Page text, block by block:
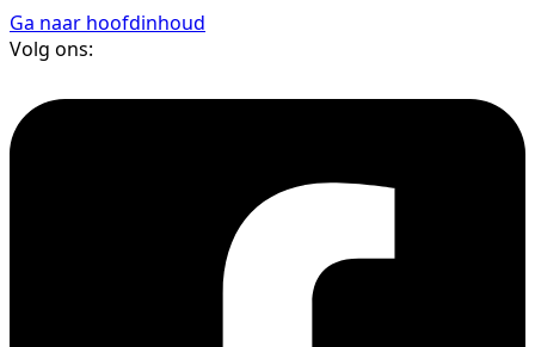
Ga naar hoofdinhoud
Volg ons: